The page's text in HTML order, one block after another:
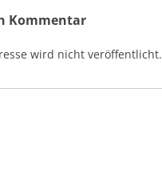
Kommentar
wird nicht veröffentlicht.